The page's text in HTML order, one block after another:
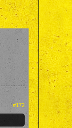
#172